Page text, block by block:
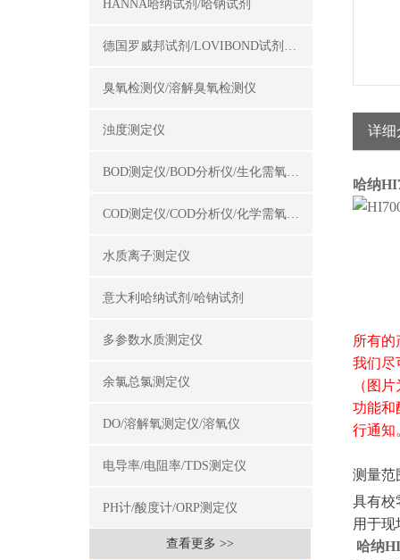
HANNA哈纳试剂/哈钠试剂
德国罗威邦试剂/LOVIBOND试剂/罗威邦试剂
臭氧检测仪/溶解臭氧检测仪
浊度测定仪
BOD测定仪/BOD分析仪/生化需氧量测定仪
COD测定仪/COD分析仪/化学需氧量测定仪
水质离子测定仪
意大利哈纳试剂/哈钠试剂
多参数水质测定仪
余氯总氯测定仪
DO/溶解氧测定仪/溶氧仪
电导率/电阻率/TDS测定仪
PH计/酸度计/ORP测定仪
查看更多 >>
详细
哈纳
所有
我们尽
（图
功能和
行通知
测量范
具有校
用于现
哈纳